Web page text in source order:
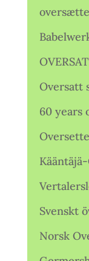
OVERSAT
Oversatt
60 years
Svenskt
Norsk